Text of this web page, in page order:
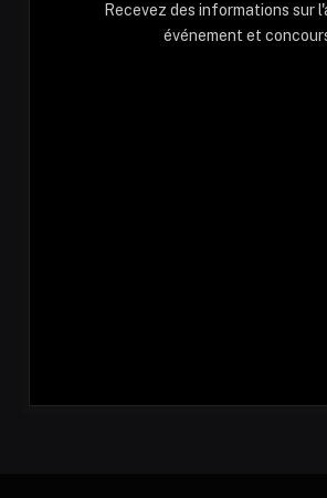
Recevez des informations sur
événement et